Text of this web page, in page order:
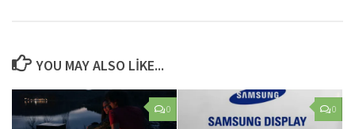
YOU MAY ALSO LIKE...
0 0